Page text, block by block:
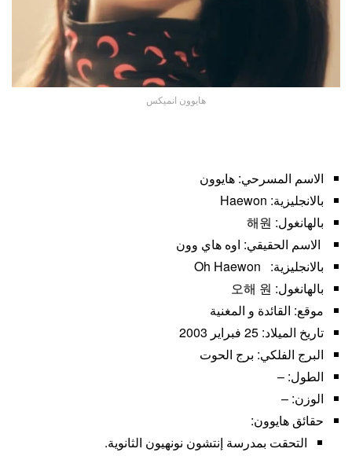
هايوون انميكس
الاسم المسرحي: هايوون
بالانجليزية: Haewon
بالهانغول: 해원
الاسم الحقيقي: اوه هاي وون
بالانجليزية: Oh Haewon
بالهانغول: 오해 원
موقع: القائدة و المغنية
تاريخ الميلاد: 25 فبراير 2003
البرج الفلكي: برج الحوت
الطول: –
الوزن: –
حقائق هايوون:
التحقت بمدرسة إنتشون نونهيون الثانوية.